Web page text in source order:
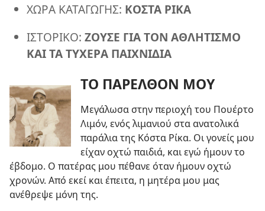
ΧΩΡΑ ΚΑΤΑΓΩΓΗΣ: ΚΟΣΤΑ ΡΙΚΑ
ΙΣΤΟΡΙΚΟ: ΖΟΥΣΕ ΓΙΑ ΤΟΝ ΑΘΛΗΤΙΣΜΟ
ΚΑΙ ΤΑ ΤΥΧΕΡΑ ΠΑΙΧΝΙΔΙΑ
ΤΟ ΠΑΡΕΛΘΟΝ ΜΟΥ
Μεγάλωσα στην περιοχή του Πουέρτο
Λιμόν, ενός λιμανιού στα ανατολικά
παράλια της Κόστα Ρίκα. Οι γονείς μου
είχαν οχτώ παιδιά, και εγώ ήμουν το
έβδομο. Ο πατέρας μου πέθανε όταν ήμουν οχτώ
χρονών. Από εκεί και έπειτα, η μητέρα μου μας
ανέθρεψε μόνη της.